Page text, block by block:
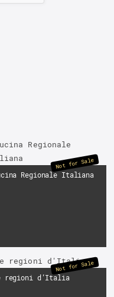
Regionale Italiana
Not for Sale
regioni d’Italia
Not for Sale